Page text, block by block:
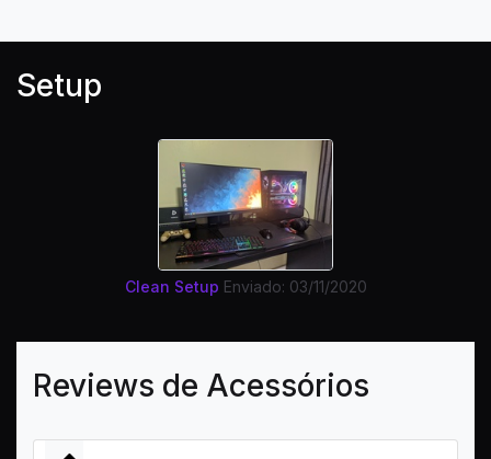
Setup
Clean Setup Enviado: 03/11/2020
Reviews de Acessórios